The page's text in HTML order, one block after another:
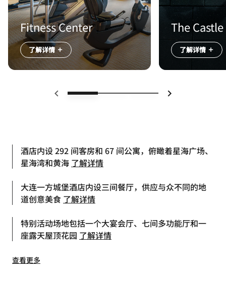
Fitness Center
了解详情
The
了解详情
上一页 下一页
酒店内设 292 间客房和 67 间公寓，俯瞰着星海广场、
星海湾和黄海 了解详情
大连一方城堡酒店内设三间餐厅，供应与众不同的地
道创意美食 了解详情
特别活动场地包括一个大宴会厅、七间多功能厅和一
座露天屋顶花园 了解详情
查看更多